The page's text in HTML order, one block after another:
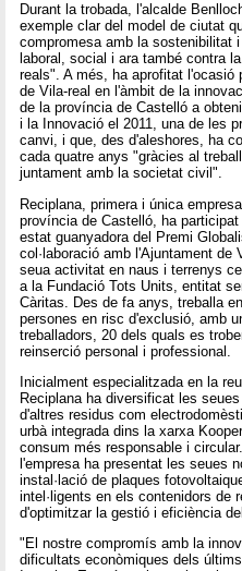
Durant la trobada, l'alcalde
exemple clar del model de ciutat
compromesa amb la sostenibilitat
laboral, social i ara també contra
reals". A més, ha aprofitat l'ocasió
de Vila-real en l'àmbit de la
de la província de Castelló a
i la Innovació el 2011, una de les
canvi, i que, des d'aleshores, ha
cada quatre anys "gràcies al
juntament amb la societat civil".
Reciplana, primera i única
província de Castelló, ha
estat guanyadora del Premi
col·laboració amb l'Ajuntament de
seua activitat en naus i terrenys
a la Fundació Tots Units, entitat
Càritas. Des de fa anys, treballa
persones en risc d'exclusió, amb
treballadors, 20 dels quals es
reinserció personal i professional.
Inicialment especialitzada en la
Reciplana ha diversificat les
d'altres residus com
urbà integrada dins la xarxa
consum més responsable i
l'empresa ha presentat les seues
instal·lació de plaques
intel·ligents en els contenidors de
d'optimitzar la gestió i eficiència
"El nostre compromís amb la
dificultats econòmiques dels